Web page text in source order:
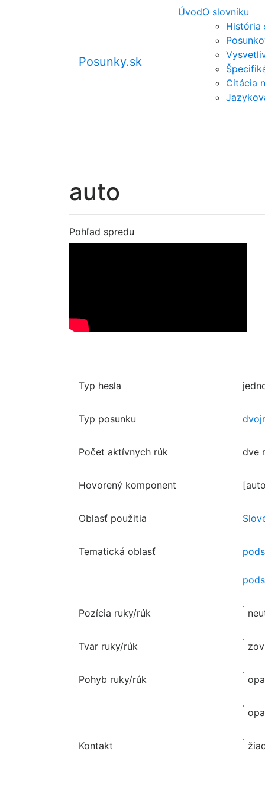
Posunky.sk
ÚvodO slovníku
História
Citácia
auto
Pohľad spredu
Typ hesla
Typ posunku
Počet aktívnych rúk dve
Hovorený komponent
Oblasť použitia
Tematická oblasť
Pozícia ruky/rúk
Tvar ruky/rúk
Pohyb ruky/rúk
Kontakt